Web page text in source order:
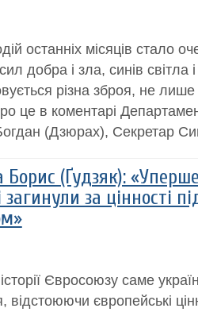
останніх місяців стало
добра і зла, синів світла
різна зброя, не
це в коментарі
(Дзюрах), Секретар
(Ґудзяк): «Уперше
загинули за цінності
Євросоюзу саме
відстоюючи європейські